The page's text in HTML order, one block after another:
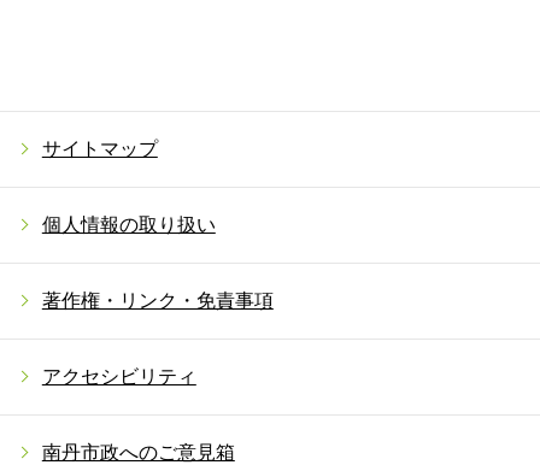
サイトマップ
個人情報の取り扱い
著作権・リンク・免責事項
アクセシビリティ
南丹市政へのご意見箱